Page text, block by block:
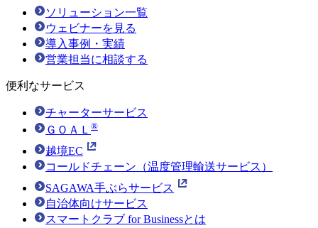
ソリューション一覧
ウェビナーを見る
導入事例・実績
営業担当に相談する
便利なサービス
チャーターサービス
ＧＯＡＬ ®
越境EC
コールドチェーン（温度管理輸送サービス）
SAGAWA手ぶらサービス
自治体向けサービス
スマートクラブ for Businessとは